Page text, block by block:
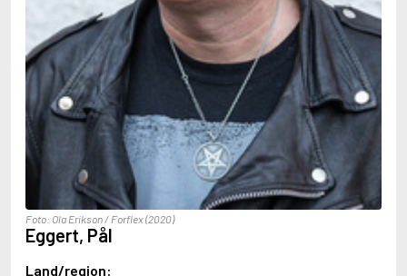
Abse, Dannie
Abu-Jaber, Diana
Abulhawa, Susan
Aburas, Lone
Achebe, Chinua
Achmatova, Anna
Aciman, André
Ackebo, Lena
Acker, Kathy
Ackroyd, Peter
Adam de la Halle
Adamov, Arthur
Adams, Douglas
Adams, Herbert
Adams, Jane
Foto: Ola Erikson / Forflex (2020)
Eggert, Pål
Land/region: